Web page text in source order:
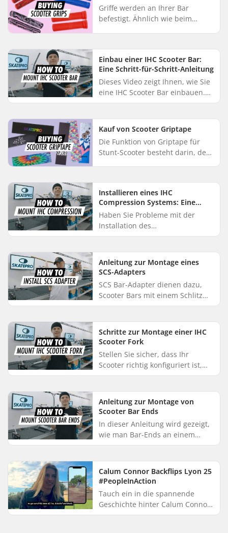
Griffe werden an Ihrer Bar
befestigt. Ähnlich wie beim
behalten. Es gibt eine breit...
Einbau einer IHC Scooter Bar:
Eine Schritt-für-Schritt-Anleitung
Dieses Video zeigt Ihnen, wie Sie
eine IHC Scooter Bar einbauen.
Ein Inbusschlüssel ist das einzige
Halte dich an die Anw...
Kauf von Scooter Griptape
Die Funktion von Griptape für
Stunt-Scooter besteht darin, den
ähnelt einem großen Aufkleb...
Installieren eines IHC
Compression Systems: Eine
Schritt-für-Schritt-Anleitung
Haben Sie Probleme mit der
Installation des
Kompressionssystems Ihres
wir dir, wie du das IHC
Compression System für ...
Anleitung zur Montage eines
SCS-Adapters
SCS Bar-Adapter dienen dazu,
Scooter Bars mit einem Schlitz
für die SCS Compression zu
SCS-Adapters an einer Scooter
B...
Schritte zur Montage einer IHC
Scooter Fork
Stellen Sie sicher, dass Ihr
Scooter richtig konfiguriert ist,
bevor Sie ihn im Skatepark oder
dieser Anleitung wird der E...
Anleitung zur Montage von
Scooter Bar Ends
In dieser Anleitung wird gezeigt,
wie man Bar-Ends an einem
Scooter anbringt. Es ist ein
der überhaupt keine Zeit in A...
Calum Connor Backflips Lyon 25
#PeopleInAction
Tauch ein in die spannende
Geschichte hinter Calum Connors
Backflip auf dem Lyon 25, die in